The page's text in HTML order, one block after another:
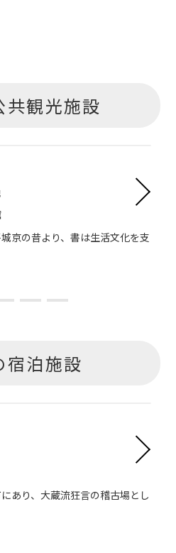
共観光施設
京の昔より、書は生活文化を支
宿泊施設
あり、大蔵流狂言の稽古場とし